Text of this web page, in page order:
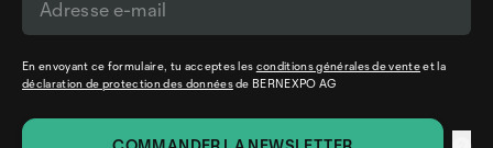
En envoyant ce formulaire, tu acceptes les conditions générales de venteet la
déclaration de protection des donnéesde BERNEXPO AG